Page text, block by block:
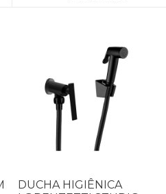
DUCHA HIGIÊNICA